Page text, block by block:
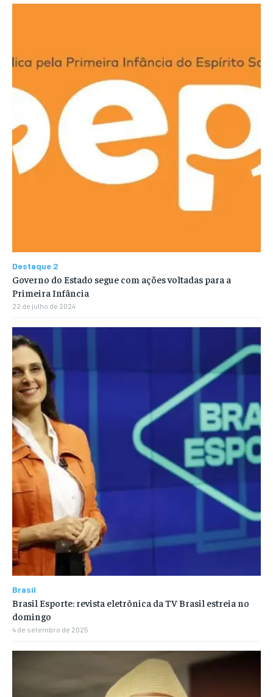
Destaque 2
Governo do Estado segue com ações voltadas para a
Primeira Infância
22 de julho de 2024
Brasil
Brasil Esporte: revista eletrônica da TV Brasil estreia no
domingo
4 de setembro de 2025